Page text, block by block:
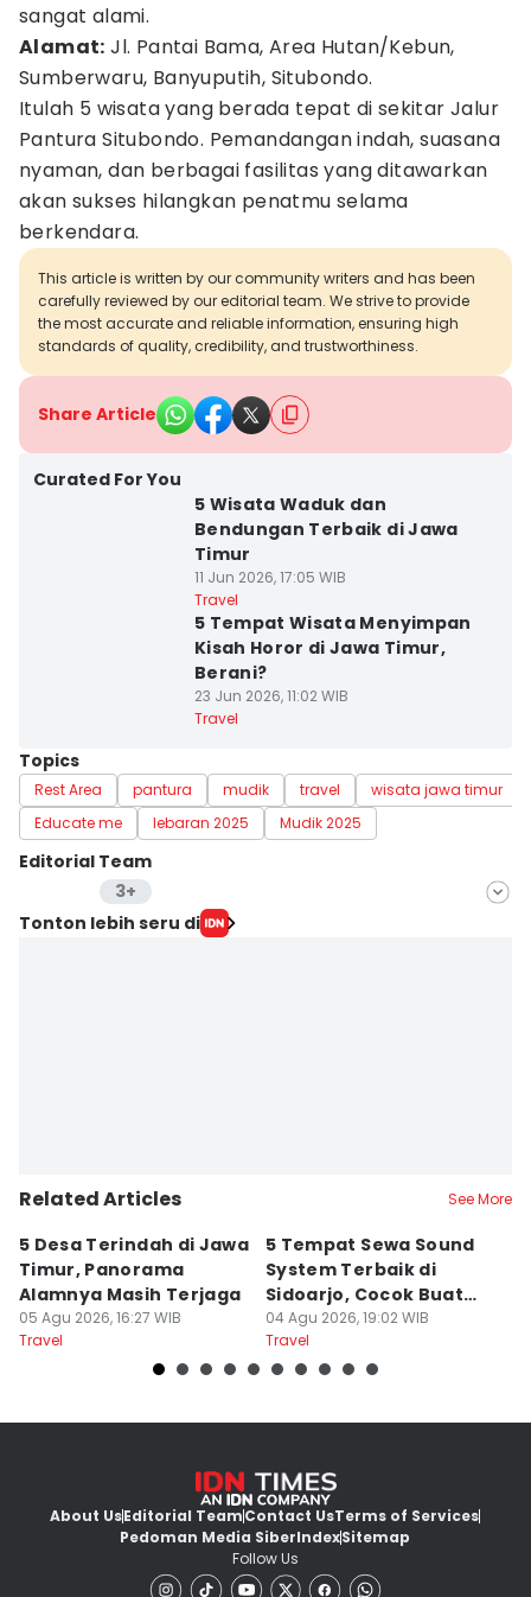
sangat alami.
Alamat: Jl. Pantai Bama, Area Hutan/Kebun,
Sumberwaru, Banyuputih, Situbondo.
Itulah 5 wisata yang berada tepat di sekitar Jalur
Pantura Situbondo. Pemandangan indah, suasana
nyaman, dan berbagai fasilitas yang ditawarkan
akan sukses hilangkan penatmu selama
berkendara.
This article is written by our community writers and has been
carefully reviewed by our editorial team. We strive to provide
the most accurate and reliable information, ensuring high
standards of quality, credibility, and trustworthiness.
Share Article
Curated For You
5 Wisata Waduk dan
Bendungan Terbaik di Jawa
Timur
11 Jun 2026, 17:05 WIB
Travel
5 Tempat Wisata Menyimpan
Kisah Horor di Jawa Timur,
Berani?
23 Jun 2026, 11:02 WIB
Travel
Topics
Rest Area pantura mudik travel
wisata jawa timur
Educate me
lebaran 2025 Mudik 2025
Editorial Team
3+
Editor
Tonton lebih seru di
Related Articles See More
5 Desa Terindah di Jawa
Timur, Panorama
Alamnya Masih Terjaga
05 Agu 2026, 16:27 WIB
Travel
5 Tempat Sewa Sound
System Terbaik di
Sidoarjo, Cocok Buat
Agustusan
04 Agu 2026, 19:02 WIB
Travel
About UsEditorial TeamContact UsTerms of Services
Pedoman Media SiberIndexSitemap
Follow Us